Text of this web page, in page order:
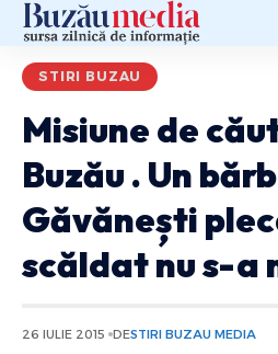
STIRI BUZAU
Misiune de
Buzău . Un
Găvănești
scăldat nu s-a
26 IULIE 2015 DESTIRI BUZAU MEDIA